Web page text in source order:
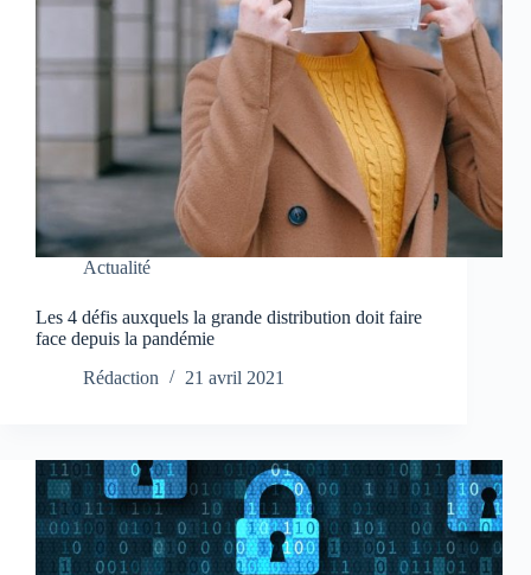
Actualité
Les 4 défis auxquels la grande distribution doit faire
face depuis la pandémie
Rédaction
21 avril 2021